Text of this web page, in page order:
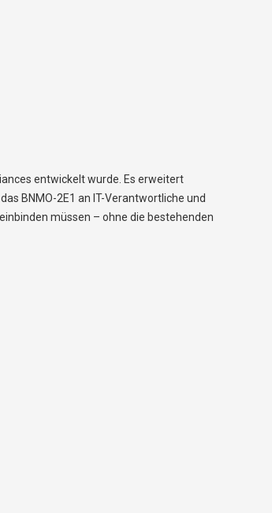
entwickelt wurde. Es erweitert
BNMO-2E1 an IT-Verantwortliche und
müssen – ohne die bestehenden